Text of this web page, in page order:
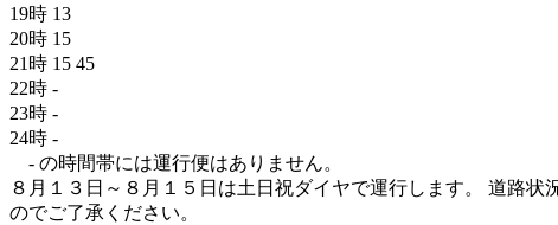
19時 13
20時 15
21時 15 45
22時 -
23時 -
24時 -
- の時間帯には運行便はありません。
８月１３日～８月１５日は土日祝ダイヤで運行します。 道路
のでご了承ください。